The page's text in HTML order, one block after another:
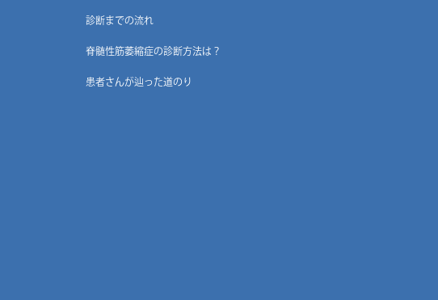
診断までの流れ
脊髄性筋萎縮症の診断方法は？
患者さんが辿った道のり